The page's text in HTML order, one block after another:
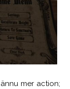
mer action;